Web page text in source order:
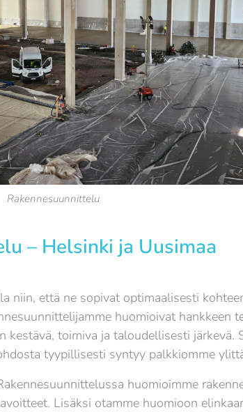
Rakennesuunnittelu
– Helsinki ja Uusimaa
niin, että ne sopivat optimaalisesti
huomioivat hankkeen
kestävä, toimiva ja taloudellisesti järkevä.
tyypillisesti syntyy palkkiomme
huomioimme
Lisäksi otamme huomioon